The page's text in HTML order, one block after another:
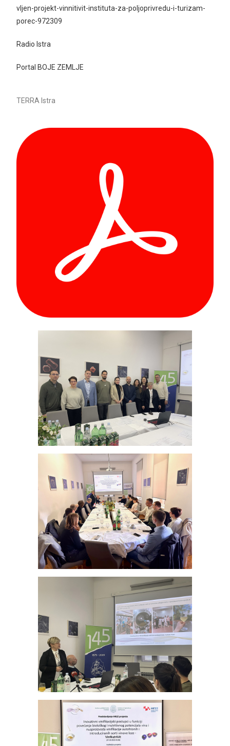
vljen-projekt-vinnitivit-instituta-za-poljoprivredu-i-turizam-
porec-972309
Radio Istra
Portal BOJE ZEMLJE
TERRA Istra